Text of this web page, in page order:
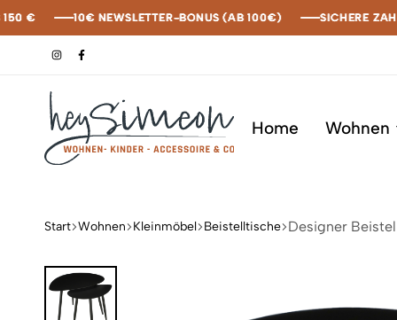
€ 10€ NEWSLETTER-BONUS (AB 100€) SICHERE
€ 10€ NEWSLETTER-BONUS (AB 100€) SICHERE
€ 10€ NEWSLETTER-BONUS (AB 100€) SICHERE
€ 10€ NEWSLETTER-BONUS (AB 100€) SICHERE
Home Wohnen
Start Wohnen Kleinmöbel Beistelltische Designer